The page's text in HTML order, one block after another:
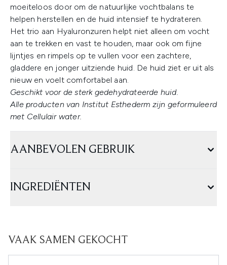
moeiteloos door om de natuurlijke vochtbalans te
helpen herstellen en de huid intensief te hydrateren.
Het trio aan Hyaluronzuren helpt niet alleen om vocht
aan te trekken en vast te houden, maar ook om fijne
lijntjes en rimpels op te vullen voor een zachtere,
gladdere en jonger uitziende huid. De huid ziet er uit als
nieuw en voelt comfortabel aan.
Geschikt voor de sterk gedehydrateerde huid.
Alle producten van Institut Esthederm zijn geformuleerd
met Cellulair water.
AANBEVOLEN GEBRUIK
INGREDIËNTEN
VAAK SAMEN GEKOCHT